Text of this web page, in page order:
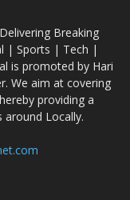
Breaking
| Sports | Tech |
is promoted by Hari
We aim at covering
providing a
Locally.